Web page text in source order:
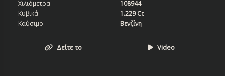
Χιλιόμετρα
108944
Κυβικά
1.229 Cc
Καύσιμο
Βενζίνη
Δείτε το Video